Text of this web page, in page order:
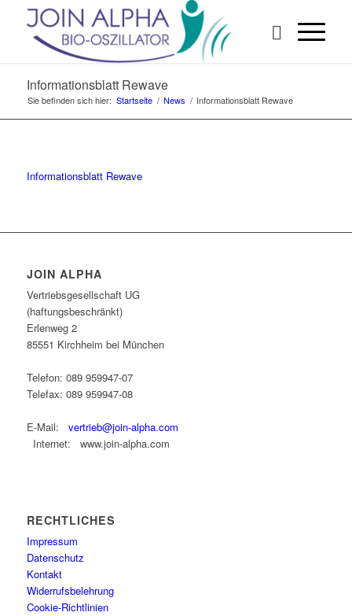
Informationsblatt Rewave
Sie befinden sich hier: Startseite / News / Informationsblatt Rewave
Informationsblatt Rewave
JOIN ALPHA
Vertriebsgesellschaft UG
(haftungsbeschränkt)
Erlenweg 2
85551 Kirchheim bei München
Telefon: 089 959947-07
Telefax: 089 959947-08
E-Mail: vertrieb@join-alpha.com
Internet: www.join-alpha.com
RECHTLICHES
Impressum
Datenschutz
Kontakt
Widerrufsbelehrung
Cookie-Richtlinien